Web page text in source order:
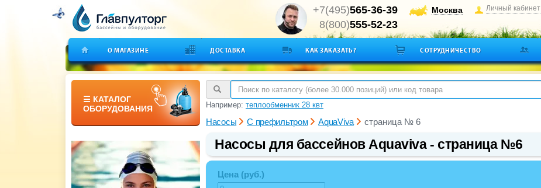
+7(495)565-36-39
8(800)555-52-23
Москва Личный кабинет
О МАГАЗИНЕ ДОСТАВКА КАК ЗАКАЗАТЬ? СОТРУДНИЧЕСТВО
☰ КАТАЛОГ
ОБОРУДОВАНИЯ
Например: теплообменник 28 квт
Насосы С префильтром AquaViva страница № 6
Насосы для бассейнов Aquaviva - страница №6
Цена (руб.)